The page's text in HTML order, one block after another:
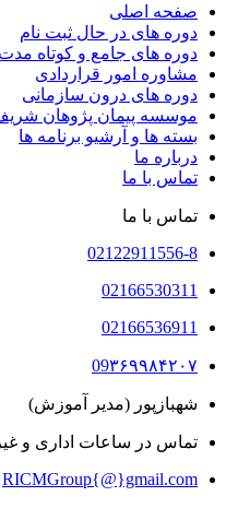
صفحه اصلی
دوره های در حال ثبت نام
دوره‌ های جامع و کوتاه مدت
مشاوره امور قراردادی
دوره های درون سازمانی
موسسه پیمان پژوهان
بسته ها و آرشیو برنامه ها
درباره ما
تماس با ما
تماس با ما
02122911556-8
02166530311
02166536911
09۳۶۹۹۸۴۲۰۷
شهبازپور (مدیر آموزش)
تماس در ساعات اداری و
RICMGroup{@}gmail.com